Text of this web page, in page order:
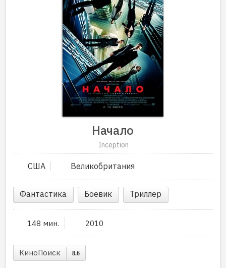
Начало
Inception
США Великобритания
Фантастика Боевик Триллер
148 мин. 2010
КиноПоиск 8.6